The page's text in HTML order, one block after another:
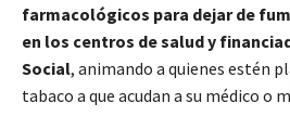
farmacológicos para dejar de
en los centros de salud y
Social, animando a quienes estén
tabaco a que acudan a su médico o